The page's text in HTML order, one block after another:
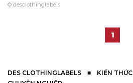
© desclothinglabels
1
DES CLOTHINGLABELS ■ KIẾN THỨC